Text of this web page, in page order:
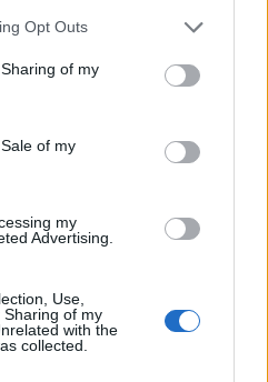
app uses one or more Google
behaviour. You may click to
and its third-party tags to
purposes in below Google
Opt Outs
of my
of my
my
Advertising.
Use,
of my
with the
collected.
S
a
re
precedente
articolo